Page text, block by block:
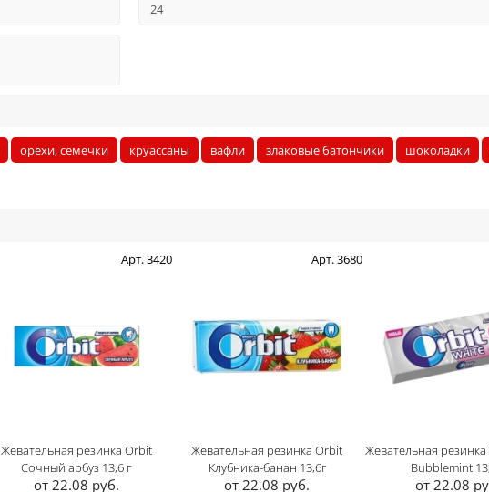
24
орехи, семечки круассаны вафли злаковые батончики шоколадки
Арт. 3420
Жевательная резинка Orbit
Сочный арбуз 13,6 г
от 22.08 руб.
Арт. 3680
Жевательная резинка Orbit
Клубника-банан 13,6г
от 22.08 руб.
Жевательная
Bubblemint
от 22.08